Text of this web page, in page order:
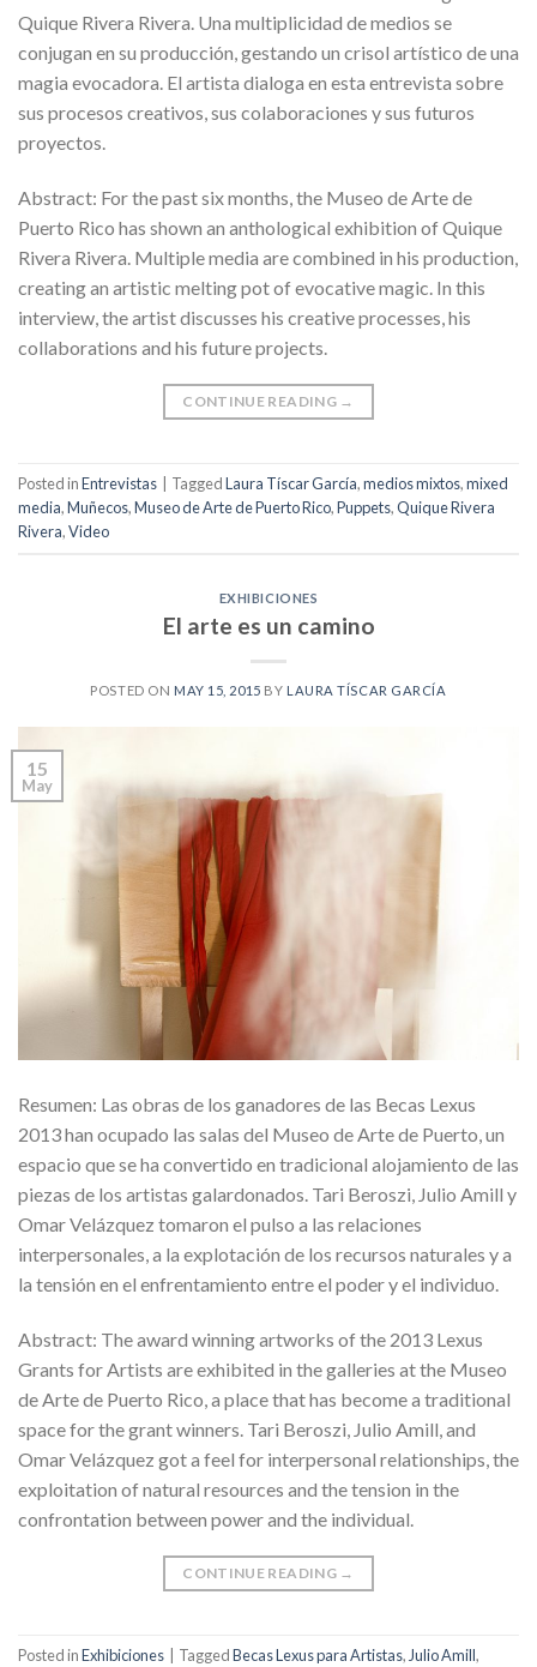
Quique Rivera Rivera. Una multiplicidad de medios se
conjugan en su producción, gestando un crisol artístico de una
magia evocadora. El artista dialoga en esta entrevista sobre
sus procesos creativos, sus colaboraciones y sus futuros
proyectos.
Abstract: For the past six months, the Museo de Arte de
Puerto Rico has shown an anthological exhibition of Quique
Rivera Rivera. Multiple media are combined in his production,
creating an artistic melting pot of evocative magic. In this
interview, the artist discusses his creative processes, his
collaborations and his future projects.
CONTINUE READING →
Posted inEntrevistas TaggedLaura Tíscar García,medios mixtos,mixed
media,Muñecos,Museo de Arte de Puerto Rico,Puppets,Quique Rivera
Rivera,Video
EXHIBICIONES
El arte es un camino
POSTED ON MAY 15, 2015 BY LAURA TÍSCAR GARCÍA
15
May
Resumen: Las obras de los ganadores de las Becas Lexus
2013 han ocupado las salas del Museo de Arte de Puerto, un
espacio que se ha convertido en tradicional alojamiento de las
piezas de los artistas galardonados. Tari Beroszi, Julio Amill y
Omar Velázquez tomaron el pulso a las relaciones
interpersonales, a la explotación de los recursos naturales y a
la tensión en el enfrentamiento entre el poder y el individuo.
Abstract: The award winning artworks of the 2013 Lexus
Grants for Artists are exhibited in the galleries at the Museo
de Arte de Puerto Rico, a place that has become a traditional
space for the grant winners. Tari Beroszi, Julio Amill, and
Omar Velázquez got a feel for interpersonal relationships, the
exploitation of natural resources and the tension in the
confrontation between power and the individual.
CONTINUE READING →
Posted inExhibiciones TaggedBecas Lexus para Artistas,Julio Amill,